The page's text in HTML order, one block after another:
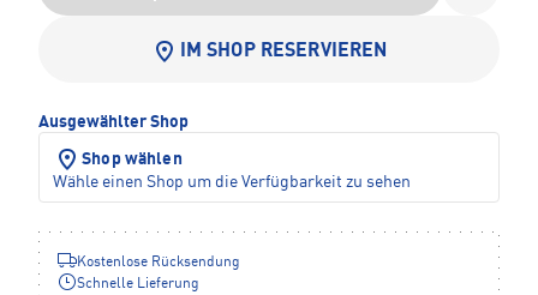
IM SHOP RESERVIEREN
Ausgewählter Shop
Shop wählen
Wähle einen Shop um die Verfügbarkeit zu sehen
Kostenlose Rücksendung
Schnelle Lieferung